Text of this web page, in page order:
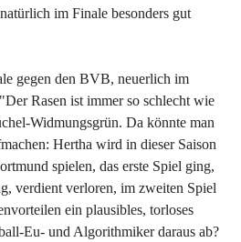
im Finale besonders gut
gegen den BVB, neuerlich im
Rasen ist immer so schlecht wie
Widmungsgrün. Da könnte man
Hertha wird in dieser Saison
spielen, das erste Spiel ging,
verdient verloren, im zweiten Spiel
ein plausibles, torloses
Eu- und Algorithmiker daraus ab?